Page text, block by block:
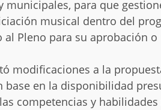
municipales, para que
musical dentro del
Pleno para su aprobación o
modificaciones a la
en la disponibilidad
competencias y habilidades